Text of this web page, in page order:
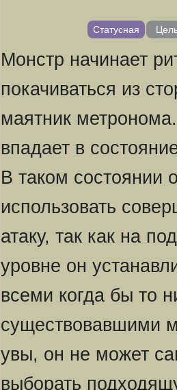
Статусная
Монстр начинает
покачиваться из
маятник
впадает в
В таком состоянии
использовать
атаку, так как на
уровне он
всеми когда бы то
существовавшими
увы, он не может
выборать